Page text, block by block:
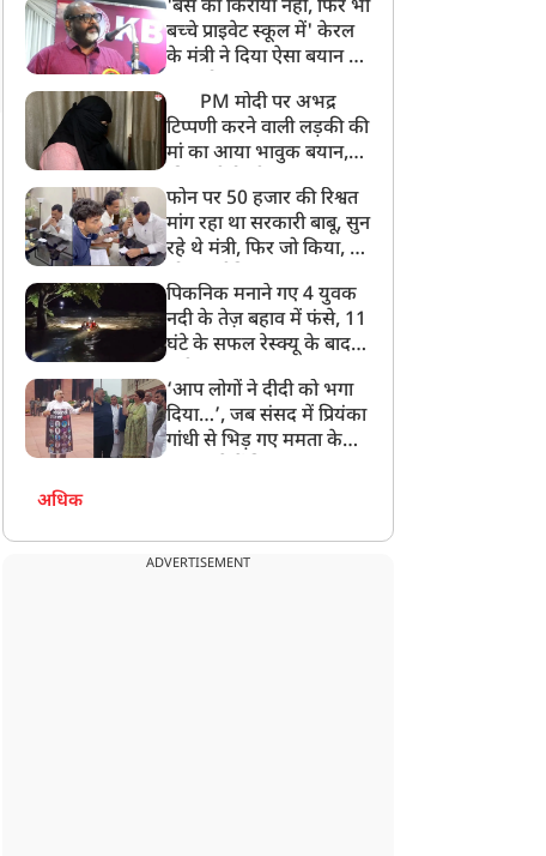
'बस का किराया नहीं, फिर भी
बच्चे प्राइवेट स्कूल में' केरल
के मंत्री ने दिया ऐसा बयान की
PM मोदी पर अभद्र
टिप्पणी करने वाली लड़की की
मां का आया भावुक बयान,
बेटी को गोद लें प्रधानमंत्री
फोन पर 50 हजार की रिश्वत
मांग रहा था सरकारी बाबू, सुन
रहे थे मंत्री, फिर जो किया, वो
पिकनिक मनाने गए 4 युवक
नदी के तेज़ बहाव में फंसे, 11
घंटे के सफल रेस्क्यू के बाद
‘आप लोगों ने दीदी को भगा
दिया…’, जब संसद में प्रियंका
गांधी से भिड़ गए ममता के
अधिक
ADVERTISEMENT